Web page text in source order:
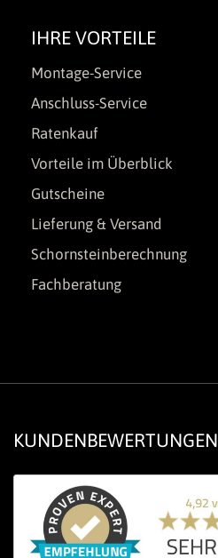
IHRE VORTEILE
Montage-Service
Anschluss-Service
Ratenkauf
Vorteile im Überblick
Gutscheine
Lieferung & Versand
Schornsteinberechnung
Fachberatung
KUNDENBEWERTUNGEN